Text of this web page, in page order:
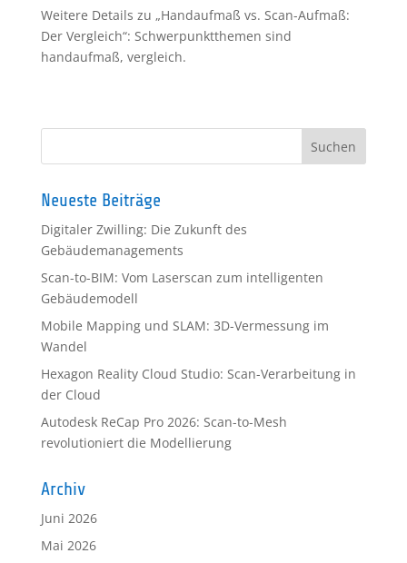
Weitere Details zu „Handaufmaß vs. Scan-Aufmaß:
Der Vergleich“: Schwerpunktthemen sind
handaufmaß, vergleich.
Neueste Beiträge
Digitaler Zwilling: Die Zukunft des
Gebäudemanagements
Scan-to-BIM: Vom Laserscan zum intelligenten
Gebäudemodell
Mobile Mapping und SLAM: 3D-Vermessung im
Wandel
Hexagon Reality Cloud Studio: Scan-Verarbeitung in
der Cloud
Autodesk ReCap Pro 2026: Scan-to-Mesh
revolutioniert die Modellierung
Archiv
Juni 2026
Mai 2026